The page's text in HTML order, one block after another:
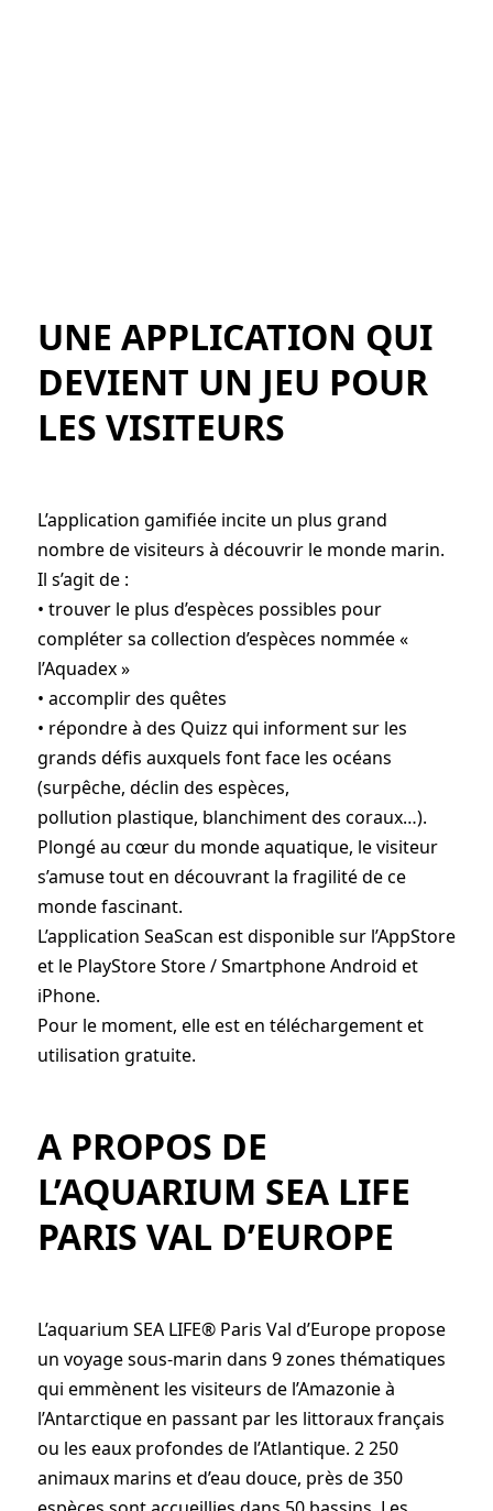
UNE APPLICATION QUI
DEVIENT UN JEU POUR
LES VISITEURS
L’application gamifiée incite un plus grand
nombre de visiteurs à découvrir le monde marin.
Il s’agit de :
• trouver le plus d’espèces possibles pour
compléter sa collection d’espèces nommée «
l’Aquadex »
• accomplir des quêtes
• répondre à des Quizz qui informent sur les
grands défis auxquels font face les océans
(surpêche, déclin des espèces,
pollution plastique, blanchiment des coraux…).
Plongé au cœur du monde aquatique, le visiteur
s’amuse tout en découvrant la fragilité de ce
monde fascinant.
L’application SeaScan est disponible sur l’AppStore
et le PlayStore Store / Smartphone Android et
iPhone.
Pour le moment, elle est en téléchargement et
utilisation gratuite.
A PROPOS DE
L’AQUARIUM SEA LIFE
PARIS VAL D’EUROPE
L’aquarium SEA LIFE® Paris Val d’Europe propose
un voyage sous-marin dans 9 zones thématiques
qui emmènent les visiteurs de l’Amazonie à
l’Antarctique en passant par les littoraux français
ou les eaux profondes de l’Atlantique. 2 250
animaux marins et d’eau douce, près de 350